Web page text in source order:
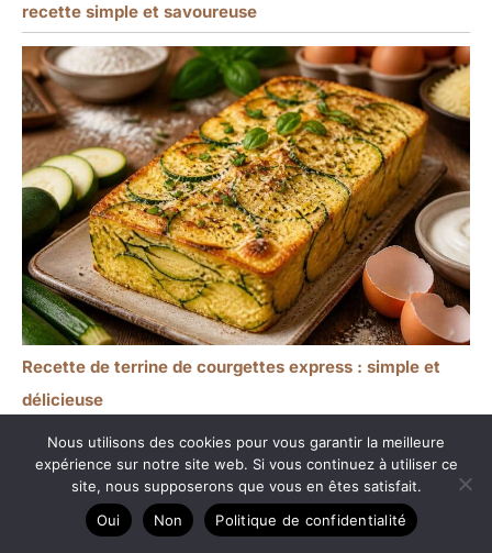
recette simple et savoureuse
Recette de terrine de courgettes express : simple et
délicieuse
Nous utilisons des cookies pour vous garantir la meilleure
expérience sur notre site web. Si vous continuez à utiliser ce
site, nous supposerons que vous en êtes satisfait.
Oui
Non Politique de confidentialité